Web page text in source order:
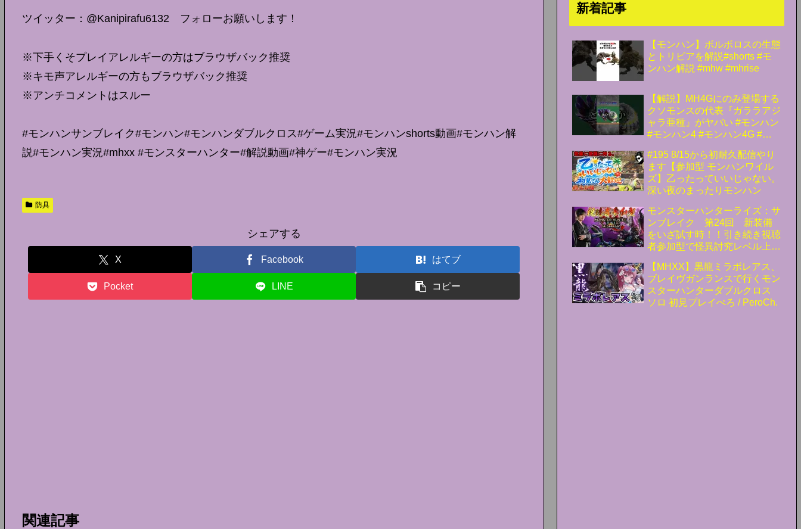
ツイッター：@Kanipirafu6132 フォローお願いします！
※下手くそプレイアレルギーの方はブラウザバック推奨
※キモ声アレルギーの方もブラウザバック推奨
※アンチコメントはスルー
#モンハンサンブレイク#モンハン#モンハンダブルクロス#ゲーム実況#モンハンshorts動画#モンハン解
説#モンハン実況#mhxx #モンスターハンター#解説動画#神ゲー#モンハン実況
防具
シェアする
X Facebook はてブ
Pocket LINE コピー
関連記事
15位 MHW何倍も楽しむL('ω')」白びびブログ！
新着記事
【モンハン】ボルボロスの生態
とトリビアを解説#shorts #モ
ンハン解説 #mhw #mhrise
【解説】MH4Gにのみ登場する
クソモンスの代表『ガララアジ
ャラ亜種』がヤバい #モンハン
#モンハン4 #モンハン4G #ま
#195 8/15から初耐久配信やり
ます【参加型 モンハンワイル
ズ】乙ったっていいじゃない。
深い夜のまったりモンハン
モンスターハンターライズ：サ
ンブレイク 第24回 新装備
をいざ試す時！！引き続き視聴
者参加型で怪異討究レベル上
【MHXX】黒龍ミラボレアス、
ブレイヴガンランスで行くモン
スターハンターダブルクロス
ソロ 初見プレイぺろ / PeroCh.